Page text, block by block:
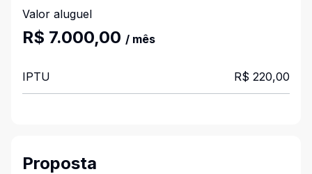
Valor aluguel
R$ 7.000,00 / mês
IPTU R$ 220,00
Proposta